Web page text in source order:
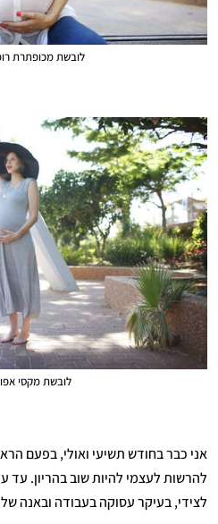
לובשת מכופתרת
לובשת מקסי
אני כבר בחודש תשיעי ואולי, בפעם
להרשות לעצמי להיות שוב בהריון. עד
לצידי, בעיקר עסוקה בעבודה ובאנה